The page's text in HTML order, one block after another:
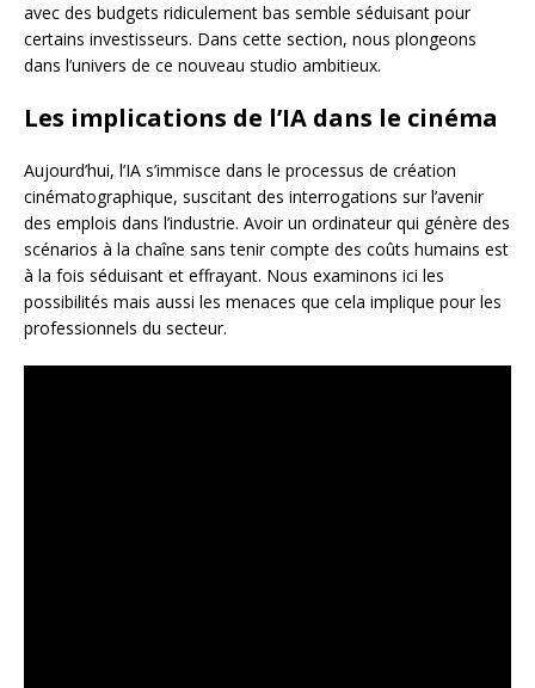
avec des budgets ridiculement bas semble séduisant pour
certains investisseurs. Dans cette section, nous plongeons
dans l’univers de ce nouveau studio ambitieux.
Les implications de l’IA dans le cinéma
Aujourd’hui, l’IA s’immisce dans le processus de création
cinématographique, suscitant des interrogations sur l’avenir
des emplois dans l’industrie. Avoir un ordinateur qui génère des
scénarios à la chaîne sans tenir compte des coûts humains est
à la fois séduisant et effrayant. Nous examinons ici les
possibilités mais aussi les menaces que cela implique pour les
professionnels du secteur.